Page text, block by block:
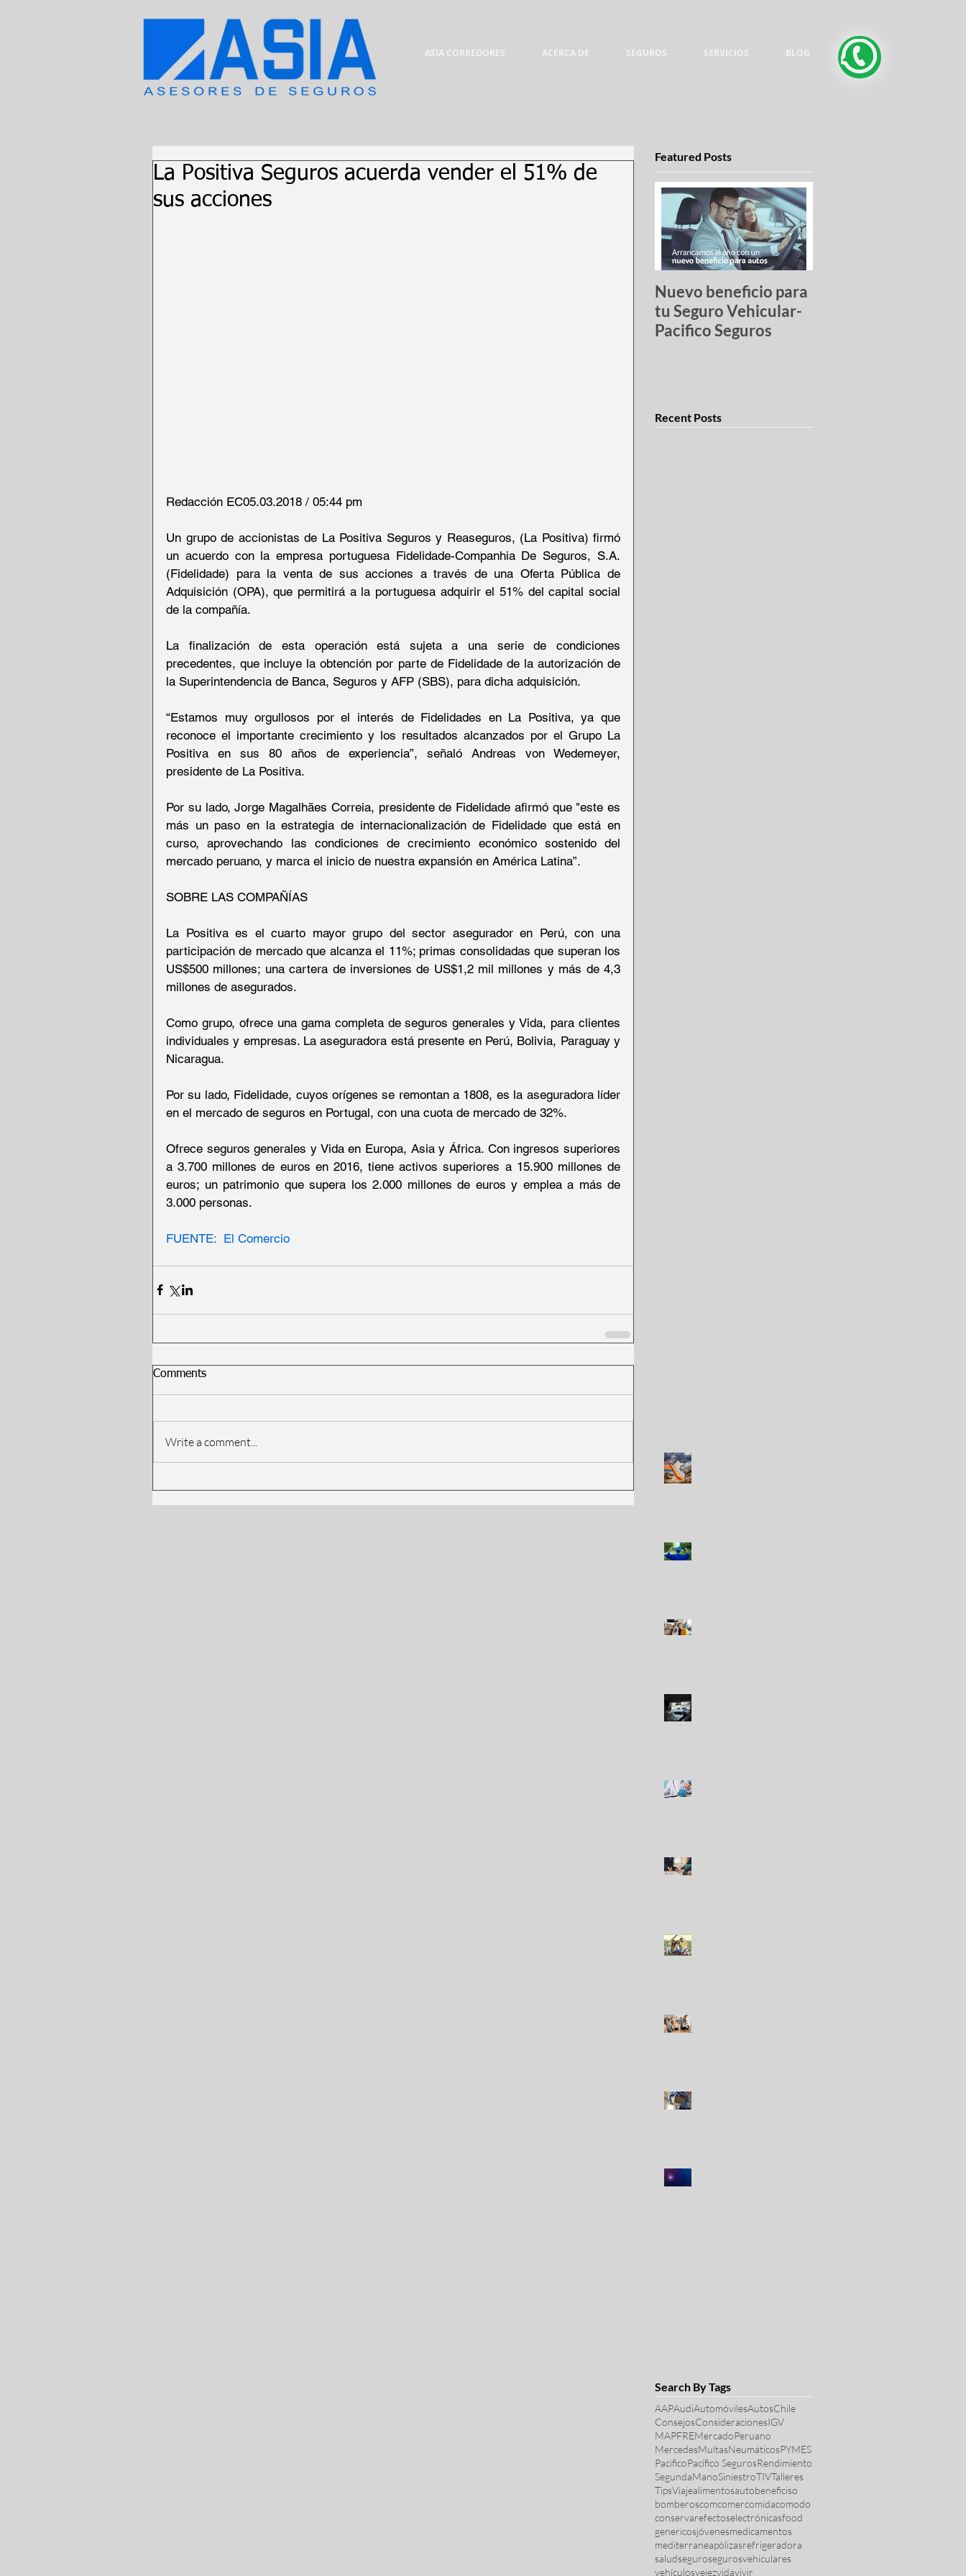
ASIA CORREDORES ACERCA DE SEGUROS SERVICIOS BLOG
La Positiva Seguros acuerda vender el 51% de
sus acciones
Redacción EC05.03.2018 / 05:44 pm
Un grupo de accionistas de La Positiva Seguros y Reaseguros, (La Positiva) firmó
un acuerdo con la empresa portuguesa Fidelidade-Companhia De Seguros, S.A.
(Fidelidade) para la venta de sus acciones a través de una Oferta Pública de
Adquisición (OPA), que permitirá a la portuguesa adquirir el 51% del capital social
de la compañía.
La finalización de esta operación está sujeta a una serie de condiciones
precedentes, que incluye la obtención por parte de Fidelidade de la autorización de
la Superintendencia de Banca, Seguros y AFP (SBS), para dicha adquisición.
“Estamos muy orgullosos por el interés de Fidelidades en La Positiva, ya que
reconoce el importante crecimiento y los resultados alcanzados por el Grupo La
Positiva en sus 80 años de experiencia”, señaló Andreas von Wedemeyer,
presidente de La Positiva.
Por su lado, Jorge Magalhães Correia, presidente de Fidelidade afirmó que "este es
más un paso en la estrategia de internacionalización de Fidelidade que está en
curso, aprovechando las condiciones de crecimiento económico sostenido del
mercado peruano, y marca el inicio de nuestra expansión en América Latina”.
SOBRE LAS COMPAÑÍAS
La Positiva es el cuarto mayor grupo del sector asegurador en Perú, con una
participación de mercado que alcanza el 11%; primas consolidadas que superan los
US$500 millones; una cartera de inversiones de US$1,2 mil millones y más de 4,3
millones de asegurados.
Como grupo, ofrece una gama completa de seguros generales y Vida, para clientes
individuales y empresas. La aseguradora está presente en Perú, Bolivia, Paraguay y
Nicaragua.
Por su lado, Fidelidade, cuyos orígenes se remontan a 1808, es la aseguradora líder
en el mercado de seguros en Portugal, con una cuota de mercado de 32%.
Ofrece seguros generales y Vida en Europa, Asia y África. Con ingresos superiores
a 3.700 millones de euros en 2016, tiene activos superiores a 15.900 millones de
euros; un patrimonio que supera los 2.000 millones de euros y emplea a más de
3.000 personas.
FUENTE:  El Comercio
Comments
Write a comment...
Featured Posts
Nuevo beneficio para
tu Seguro Vehicular-
Pacifico Seguros
Recent Posts
Search By Tags
AAPAudiAutomóvilesAutosChile
ConsejosConsideracionesIGV
MAPFREMercadoPeruano
MercedesMultasNeumáticosPYMES
PacificoPacífico SegurosRendimiento
SegundaManoSiniestroTIVTalleres
TipsViajealimentosautobeneficiso
bomberoscomcomercomidacomodo
conservarefectoselectrónicasfood
genericosjóvenesmedicamentos
mediterraneapólizasrefrigeradora
saludsegurosegurosvehiculares
vehículosvejezvidavivir